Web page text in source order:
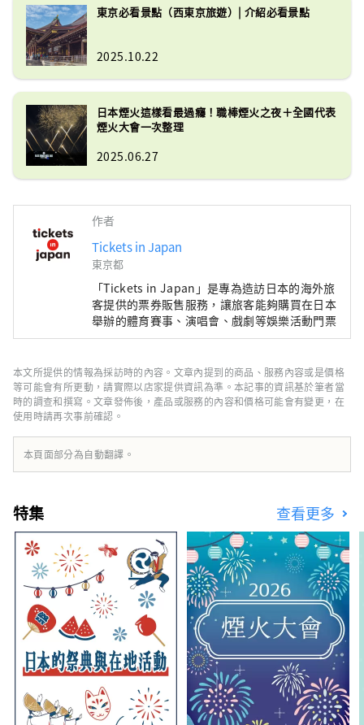
東京必看景點（西東京旅遊）| 介紹必看景點
2025.10.22
日本煙火這樣看最過癮！職棒煙火之夜＋全國代表
煙火大會一次整理
2025.06.27
作者
Tickets in Japan
東京都
「Tickets in Japan」是專為造訪日本的海外旅
客提供的票券販售服務，讓旅客能夠購買在日本
舉辦的體育賽事、演唱會、戲劇等娛樂活動門票
本文所提供的情報為採訪時的內容。文章內提到的商品、服務內容或是價格
等可能會有所更動，請實際以店家提供資訊為準。本記事的資訊基於筆者當
時的調查和撰寫。文章發佈後，產品或服務的內容和價格可能會有變更，在
使用時請再次事前確認。
本頁面部分為自動翻譯。
特集 查看更多